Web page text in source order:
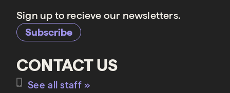
Sign up to recieve our newsletters.
Subscribe
CONTACT US
See all staff »